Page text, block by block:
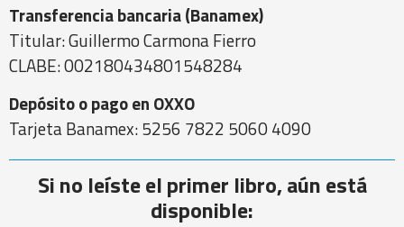
Transferencia bancaria (Banamex)
Titular: Guillermo Carmona Fierro
CLABE: 002180434801548284
Depósito o pago en OXXO
Tarjeta Banamex: 5256 7822 5060 4090
Si no leíste el primer libro, aún está
disponible: